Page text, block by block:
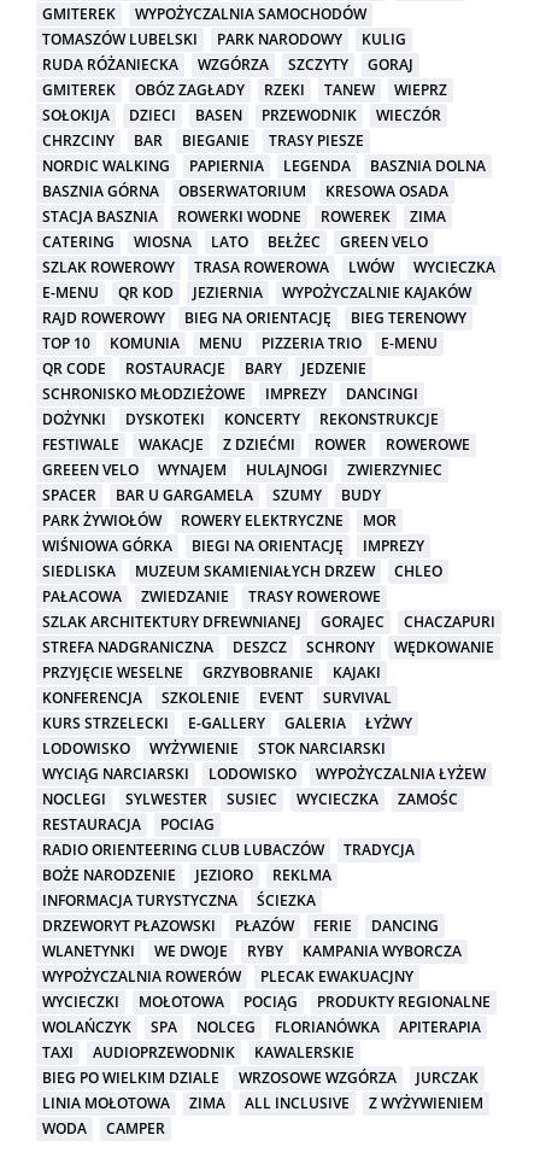
GMITEREK
WYPOŻYCZALNIA SAMOCHODÓW
TOMASZÓW LUBELSKI
PARK NARODOWY
KULIG
RUDA RÓŻANIECKA
WZGÓRZA SZCZYTY
GORAJ
GMITEREK
OBÓZ ZAGŁADY RZEKI TANEW
WIEPRZ
SOŁOKIJA
DZIECI BASEN PRZEWODNIK
WIECZÓR
CHRZCINY
BAR BIEGANIE
TRASY PIESZE
NORDIC WALKING
PAPIERNIA LEGENDA
BASZNIA DOLNA
BASZNIA GÓRNA
OBSERWATORIUM
KRESOWA OSADA
STACJA BASZNIA
ROWERKI WODNE ROWEREK
ZIMA
CATERING
WIOSNA LATO BEŁŻEC
GREEN VELO
SZLAK ROWEROWY
TRASA ROWEROWA LWÓW
WYCIECZKA
E-MENU
QR KOD JEZIERNIA
WYPOŻYCZALNIE KAJAKÓW
RAJD ROWEROWY
BIEG NA ORIENTACJĘ
BIEG TERENOWY
TOP 10
KOMUNIA MENU PIZZERIA TRIO
E-MENU
QR CODE
ROSTAURACJE BARY
JEDZENIE
SCHRONISKO MŁODZIEŻOWE
IMPREZY
DANCINGI
DOŻYNKI
DYSKOTEKI KONCERTY
REKONSTRUKCJE
FESTIWALE
WAKACJE Z DZIEĆMI ROWER
ROWEROWE
GREEEN VELO
WYNAJEM HULAJNOGI
ZWIERZYNIEC
SPACER
BAR U GARGAMELA SZUMY
BUDY
PARK ŻYWIOŁÓW
ROWERY ELEKTRYCZNE
MOR
WIŚNIOWA GÓRKA
BIEGI NA ORIENTACJĘ
IMPREZY
SIEDLISKA
MUZEUM SKAMIENIAŁYCH DRZEW
CHLEO
PAŁACOWA
ZWIEDZANIE
TRASY ROWEROWE
SZLAK ARCHITEKTURY DFREWNIANEJ
GORAJEC
CHACZAPURI
STREFA NADGRANICZNA
DESZCZ SCHRONY
WĘDKOWANIE
PRZYJĘCIE WESELNE
GRZYBOBRANIE
KAJAKI
KONFERENCJA
SZKOLENIE EVENT
SURVIVAL
KURS STRZELECKI
E-GALLERY GALERIA
ŁYŻWY
LODOWISKO
WYŻYWIENIE
STOK NARCIARSKI
WYCIĄG NARCIARSKI
LODOWISKO
WYPOŻYCZALNIA ŁYŻEW
NOCLEGI
SYLWESTER SUSIEC WYCIECZKA
ZAMOŚC
RESTAURACJA
POCIAG
RADIO ORIENTEERING CLUB LUBACZÓW
TRADYCJA
BOŻE NARODZENIE
JEZIORO
REKLMA
INFORMACJA TURYSTYCZNA
ŚCIEZKA
DRZEWORYT PŁAZOWSKI
PŁAZÓW FERIE
DANCING
WLANETYNKI
WE DWOJE RYBY
KAMPANIA WYBORCZA
WYPOŻYCZALNIA ROWERÓW
PLECAK EWAKUACJNY
WYCIECZKI
MOŁOTOWA POCIĄG
PRODUKTY REGIONALNE
WOLAŃCZYK
SPA NOLCEG FLORIANÓWKA
APITERAPIA
TAXI
AUDIOPRZEWODNIK
KAWALERSKIE
BIEG PO WIELKIM DZIALE
WRZOSOWE WZGÓRZA
JURCZAK
LINIA MOŁOTOWA
ZIMA ALL INCLUSIVE
Z WYŻYWIENIEM
WODA
CAMPER